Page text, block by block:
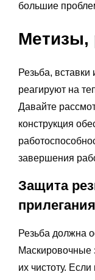
большие
Метизы,
Резьба,
реагируют на
Давайте
конструкция
завершения
Защита
прилегания
Резьба должна
Маскировочные
их чистоту.